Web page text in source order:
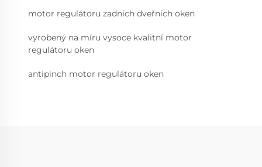
motor regulátoru zadních dveřních oken
vyrobený na míru vysoce kvalitní motor
regulátoru oken
antipinch motor regulátoru oken